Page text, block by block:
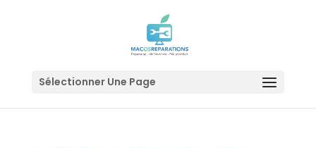
Sélectionner Une Page